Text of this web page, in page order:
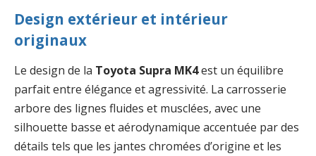
Design extérieur et intérieur
originaux
Le design de la Toyota Supra MK4est un équilibre
parfait entre élégance et agressivité. La carrosserie
arbore des lignes fluides et musclées, avec une
silhouette basse et aérodynamique accentuée par des
détails tels que les jantes chromées d’origine et les